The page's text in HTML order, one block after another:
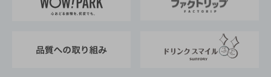
地域情報
サントリーサンバーズ大阪
サントリーが考えるサステナビリティ経営
企業概要